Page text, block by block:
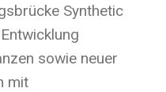
Synthetic
sowie neuer
mit